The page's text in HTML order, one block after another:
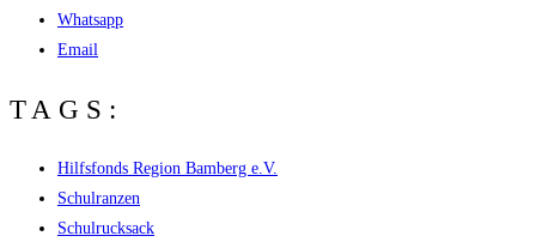
Whatsapp
Email
TAGS:
Hilfsfonds Region Bamberg e.V.
Schulranzen
Schulrucksack